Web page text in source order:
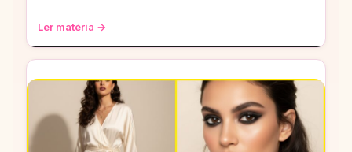
Ler matéria →